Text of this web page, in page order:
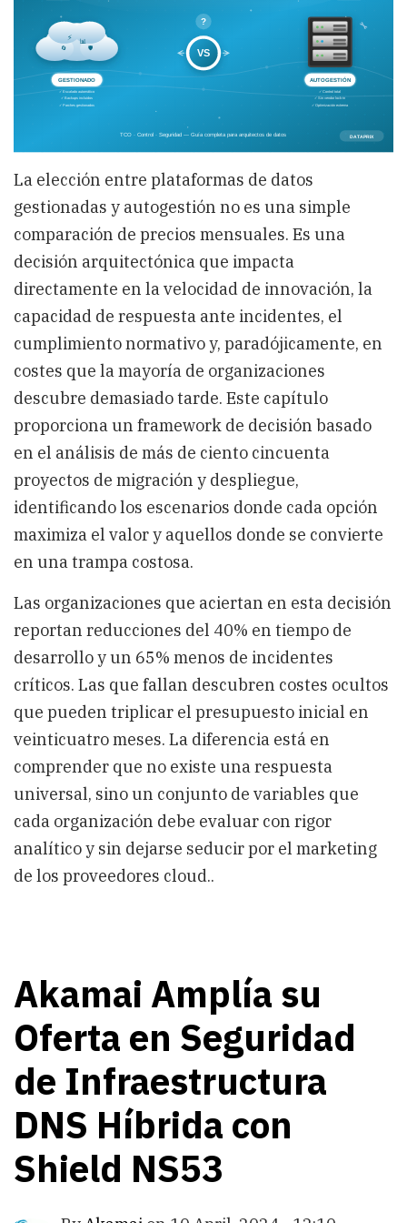
Premise:
La
decisión
que
Arquitectura
de
La elección entre plataformas de datos
gestionadas y autogestión no es una simple
comparación de precios mensuales. Es una
decisión arquitectónica que impacta
directamente en la velocidad de innovación, la
capacidad de respuesta ante incidentes, el
cumplimiento normativo y, paradójicamente, en
costes que la mayoría de organizaciones
descubre demasiado tarde. Este capítulo
proporciona un framework de decisión basado
en el análisis de más de ciento cincuenta
proyectos de migración y despliegue,
identificando los escenarios donde cada opción
maximiza el valor y aquellos donde se convierte
en una trampa costosa.
Las organizaciones que aciertan en esta decisión
reportan reducciones del 40% en tiempo de
desarrollo y un 65% menos de incidentes
críticos. Las que fallan descubren costes ocultos
que pueden triplicar el presupuesto inicial en
veinticuatro meses. La diferencia está en
comprender que no existe una respuesta
universal, sino un conjunto de variables que
cada organización debe evaluar con rigor
analítico y sin dejarse seducir por el marketing
de los proveedores cloud..
Akamai Amplía su
Oferta en Seguridad
de Infraestructura
DNS Híbrida con
Shield NS53